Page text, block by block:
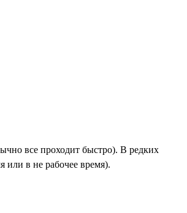
все проходит быстро). В редких
или в не рабочее время).